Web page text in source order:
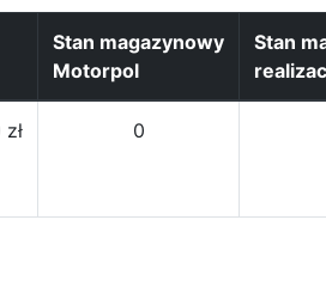
Stan magazynowy
Motorpol
Stan
0